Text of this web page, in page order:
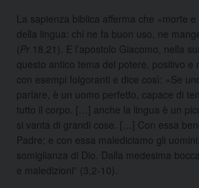
La sapienza biblica afferma che «morte
della lingua: chi ne fa buon uso, ne
(Pr 18,21). E l’apostolo Giacomo, nella
questo antico tema del potere, positivo e
con esempi folgoranti e dice così: «Se
parlare, è un uomo perfetto, capace di
tutto il corpo. […] anche la lingua è un
si vanta di grandi cose. […] Con essa
Padre; e con essa malediciamo gli
somiglianza di Dio. Dalla medesima
e maledizioni” (3,2-10).